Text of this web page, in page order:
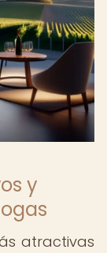
y
atractivas